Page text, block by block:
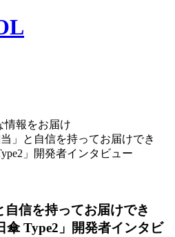
情報をお届け
」と自信を持ってお届けでき
」開発者インタビュー
信を持ってお届けでき
傘 Type2」開発者インタビ